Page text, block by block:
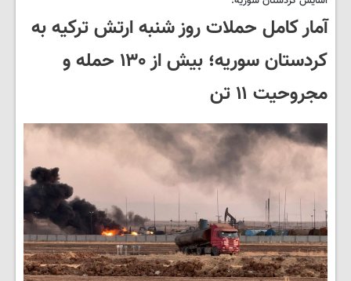
آمار کامل حملات روز شنبه ارتش ترکیه به
کردستان سوریه؛ بیش از ۱۳۰ حمله و
مجروحیت ۱۱ تن